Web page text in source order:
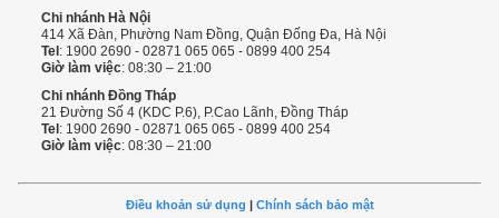
Chi nhánh Hà Nội
414 Xã Đàn, Phường Nam Đồng, Quận Đống Đa, Hà Nội
Tel : 1900 2690 - 02871 065 065 - 0899 400 254
Giờ làm việc: 08:30 – 21:00
Chi nhánh Đồng Tháp
21 Đường Số 4 (KDC P.6), P.Cao Lãnh, Đồng Tháp
Tel : 1900 2690 - 02871 065 065 - 0899 400 254
Giờ làm việc: 08:30 – 21:00
Điều khoản sử dụng | Chính sách bảo mật